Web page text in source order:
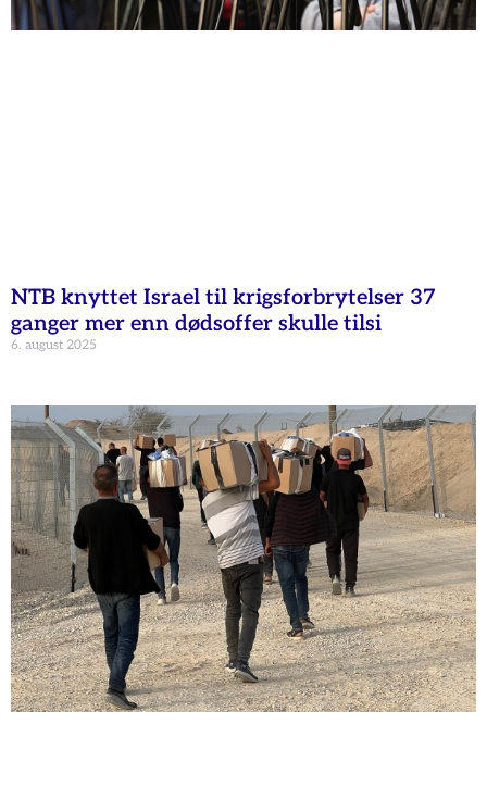
NTB knyttet Israel til krigsforbrytelser 37
ganger mer enn dødsoffer skulle tilsi
6. august 2025